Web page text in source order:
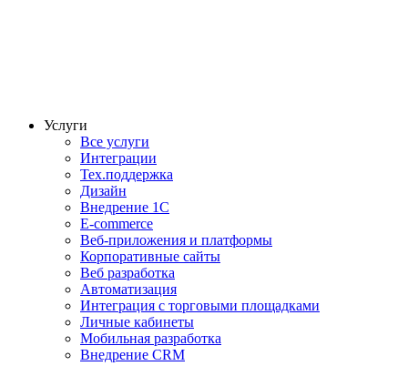
Услуги
Все услуги
Интеграции
Тех.поддержка
Дизайн
Внедрение 1С
E-commerce
Веб-приложения и платформы
Корпоративные сайты
Веб разработка
Автоматизация
Интеграция с торговыми площадками
Личные кабинеты
Мобильная разработка
Внедрение CRM